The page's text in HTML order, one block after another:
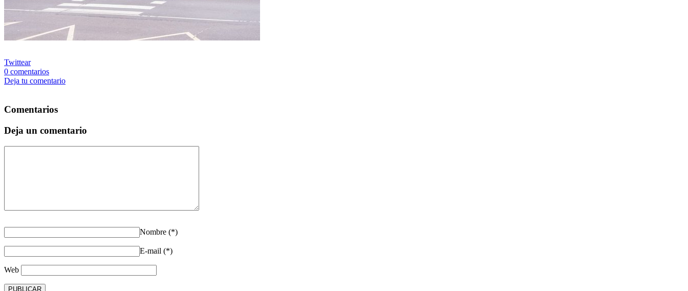
Twittear
0 comentarios
Deja tu comentario
Comentarios
Deja un comentario
Nombre (*)
E-mail (*)
Web